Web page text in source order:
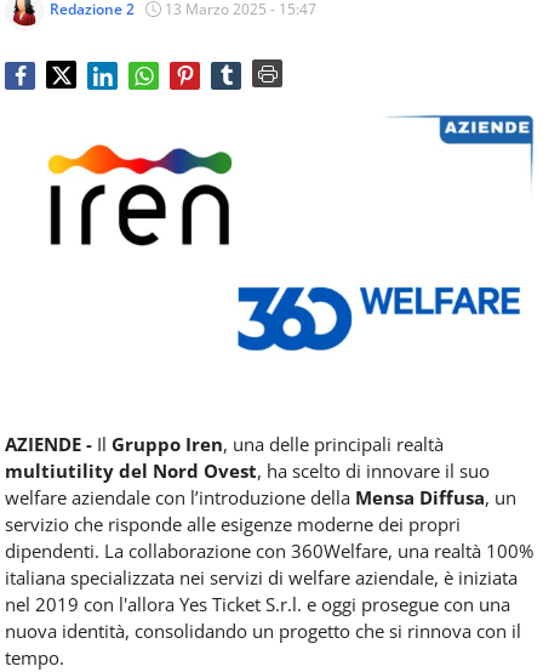
dei
fuoricasa,
Service
Redazione 2 13 Marzo 2025 - 15:47
AZIENDE - Il Gruppo Iren, una delle principali realtà
multiutility del Nord Ovest, ha scelto di innovare il suo
welfare aziendale con l’introduzione della Mensa Diffusa, un
servizio che risponde alle esigenze moderne dei propri
dipendenti. La collaborazione con 360Welfare, una realtà 100%
italiana specializzata nei servizi di welfare aziendale, è iniziata
nel 2019 con l'allora Yes Ticket S.r.l. e oggi prosegue con una
nuova identità, consolidando un progetto che si rinnova con il
tempo.